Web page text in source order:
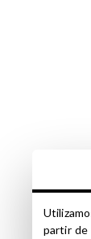
partir de